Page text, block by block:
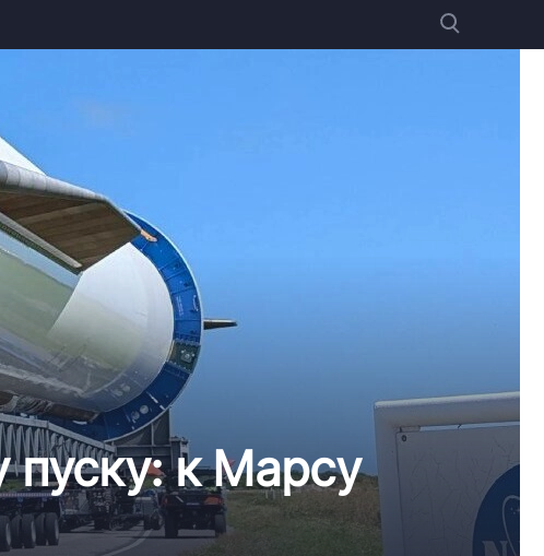
пуску: к Марсу